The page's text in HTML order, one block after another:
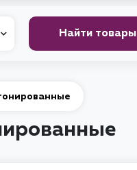
Найти товары